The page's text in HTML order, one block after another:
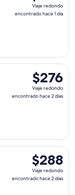
Viaje
redondo,
Viaje redondo
encontrado hace 1 día
$276
Viaje
redondo,
$276
Viaje redondo
encontrado hace 2 días
el vie, 4
$288
Viaje
redondo,
$288
Viaje redondo
encontrado hace 2 días
S.A., con salida